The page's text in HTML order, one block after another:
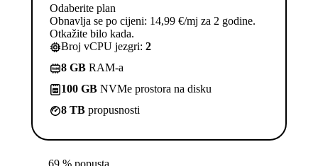
Odaberite plan
Obnavlja se po cijeni: 14,99 €/mj za 2 godine.
Otkažite bilo kada.
Broj vCPU jezgri: 2
8 GB RAM-a
100 GB NVMe prostora na disku
8 TB propusnosti